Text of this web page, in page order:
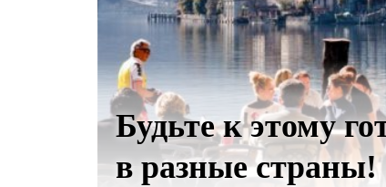
Будьте к этому
в разные страны!